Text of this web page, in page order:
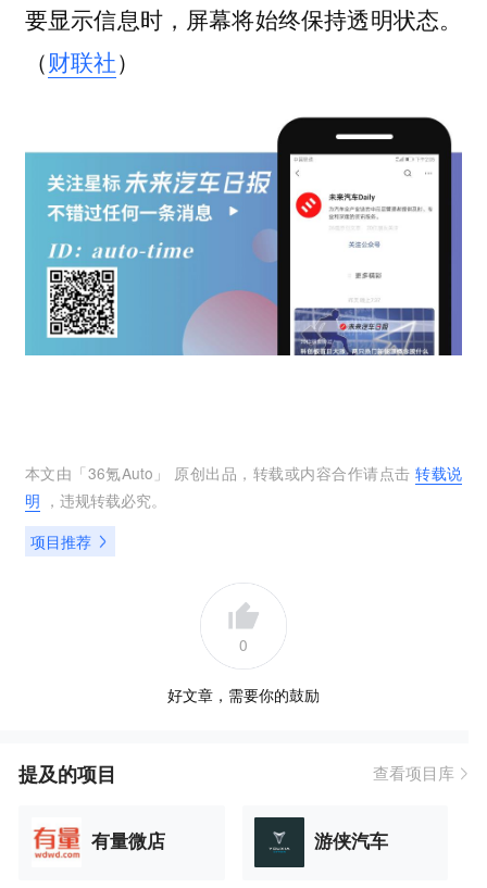
要显示信息时，屏幕将始终保持透明状态。
（财联社）
本文由「36氪Auto 」 原创出品，转载或内容合作请点击转载说
明 ，违规转载必究。
项目推荐
0
好文章，需要你的鼓励
提及的项目 查看项目库
有量微店 游侠汽车